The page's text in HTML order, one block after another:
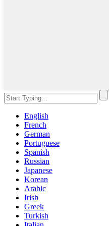
English
French
German
Portuguese
Spanish
Russian
Japanese
Korean
Arabic
Irish
Greek
Turkish